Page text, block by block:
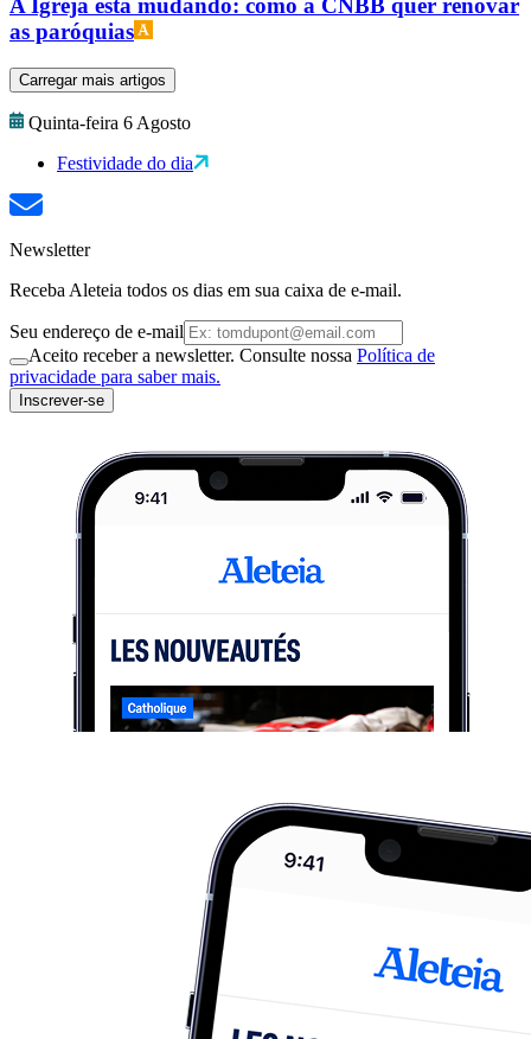
A Igreja está mudando: como a CNBB quer renovar
as paróquias
Carregar mais artigos
Quinta-feira 6 Agosto
Festividade do dia
Newsletter
Receba Aleteia todos os dias em sua caixa de e-mail.
Seu endereço de e-mail
Aceito receber a newsletter. Consulte nossa Política de
privacidade para saber mais.
Inscrever-se